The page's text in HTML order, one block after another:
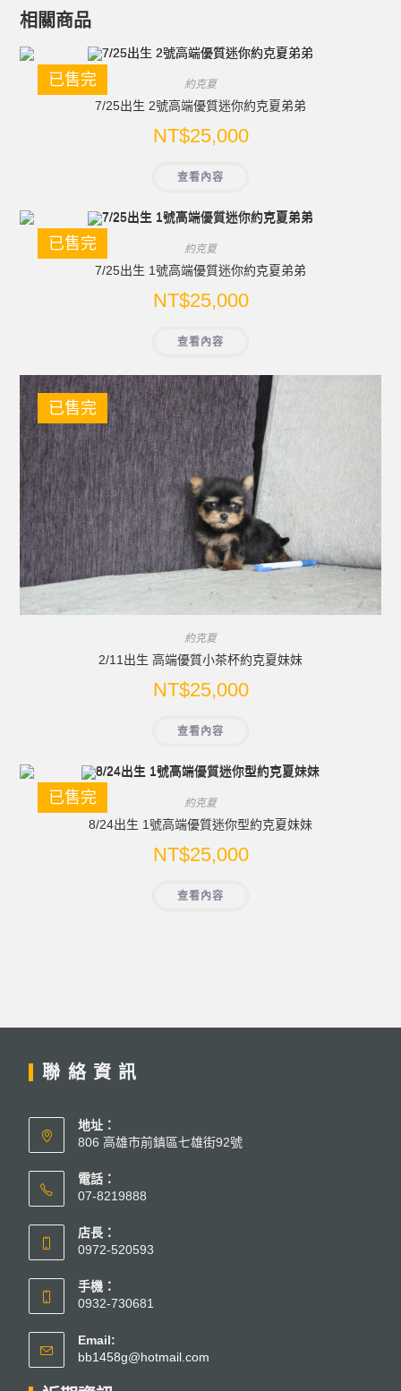
相關商品
已售完 約克夏
7/25出生 2號高端優質迷你約克夏弟弟
NT$25,000
查看內容
已售完 約克夏
7/25出生 1號高端優質迷你約克夏弟弟
NT$25,000
查看內容
已售完
約克夏
2/11出生 高端優質小茶杯約克夏妹妹
NT$25,000
查看內容
已售完 約克夏
8/24出生 1號高端優質迷你型約克夏妹妹
NT$25,000
查看內容
聯絡資訊
地址：
806 高雄市前鎮區七雄街92號
電話：
07-8219888
店長：
0972-520593
手機：
0932-730681
Email:
bb1458g@hotmail.com